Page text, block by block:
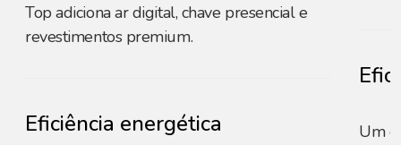
Top adiciona ar digital, chave presencial e
revestimentos premium.
Eficiência energética
Um